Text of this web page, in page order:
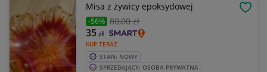
Misa z żywicy epoksydowej
-56% 80,00 zł
KUP TERAZ
35zł
STAN: NOWY
SPRZEDAJĄCY: OSOBA PRYWATNA